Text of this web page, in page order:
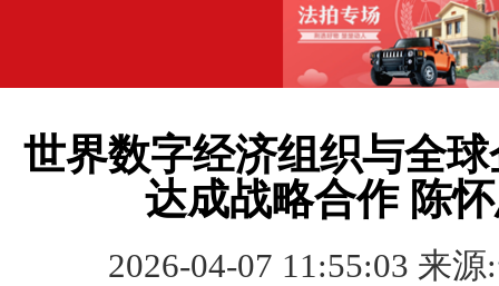
世界数字经济组织与全
达成战略合作 陈
2026-04-07 11:55:03 来源: